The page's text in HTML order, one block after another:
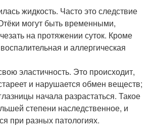
жидкость. Часто это следствие
могут быть временными,
на протяжении суток. Кроме
и аллергическая
эластичность. Это происходит,
и нарушается обмен веществ;
начала разрастаться. Такое
степени наследственное, и
при разных патологиях.